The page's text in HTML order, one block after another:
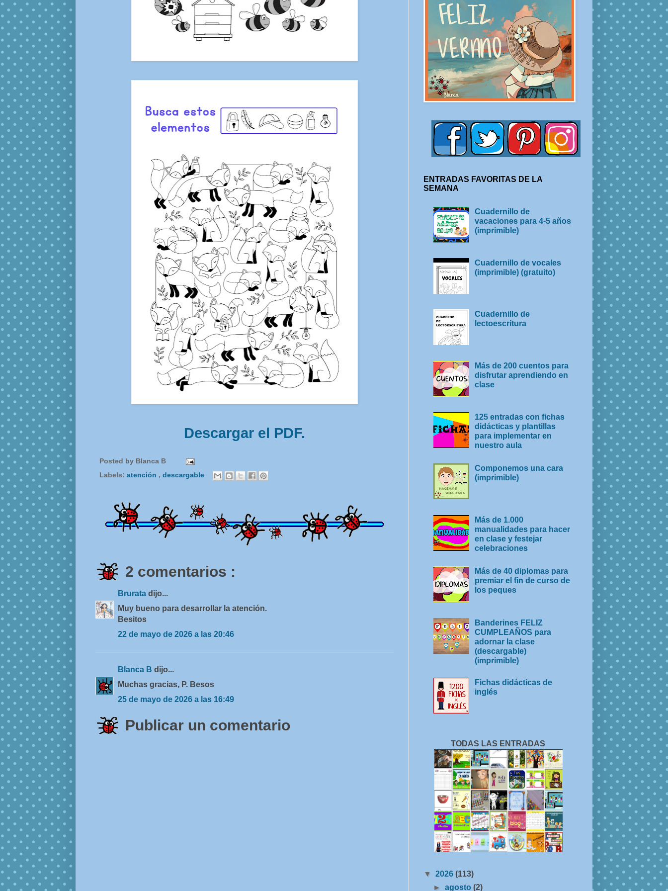
Descargar el PDF.
Posted by Blanca B
Labels: atención , descargable
2 comentarios :
Brurata dijo...
Muy bueno para desarrollar la atención.
Besitos
22 de mayo de 2026 a las 20:46
Blanca B dijo...
Muchas gracias, P. Besos
25 de mayo de 2026 a las 16:49
Publicar un comentario
ENTRADAS FAVORITAS DE LA
SEMANA
Cuadernillo de
vacaciones para 4-5 años
(imprimible)
Cuadernillo de vocales
(imprimible) (gratuito)
Cuadernillo de
lectoescritura
Más de 200 cuentos para
disfrutar aprendiendo en
clase
125 entradas con fichas
didácticas y plantillas
para implementar en
nuestro aula
Componemos una cara
(imprimible)
Más de 1.000
manualidades para hacer
en clase y festejar
celebraciones
Más de 40 diplomas para
premiar el fin de curso de
los peques
Banderines FELIZ
CUMPLEAÑOS para
adornar la clase
(descargable)
(imprimible)
Fichas didácticas de
inglés
TODAS LAS ENTRADAS
▼ 2026 (113)
►agosto(2)